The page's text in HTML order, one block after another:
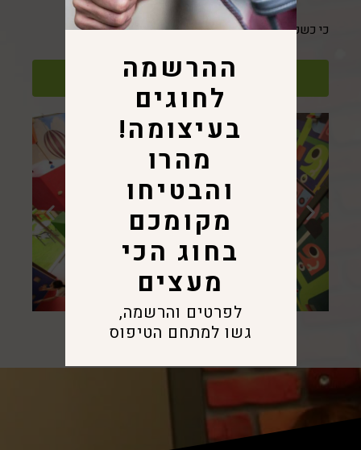
כי כשכייף ואתגר נפגשים, אין טוב מזה!
לשעות פעילות ופרטי הגעה - לחצו כאן
ההרשמה
לחוגים
בעיצומה!
מהרו
והבטיחו
מקומכם
בחוג הכי
מעצים
לפרטים והרשמה,
גשו למתחם הטיפוס